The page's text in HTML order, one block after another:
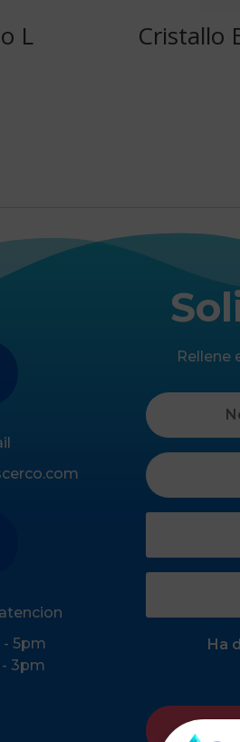
L Cristallo
- 5pm
- 3pm
Rellene
Ha